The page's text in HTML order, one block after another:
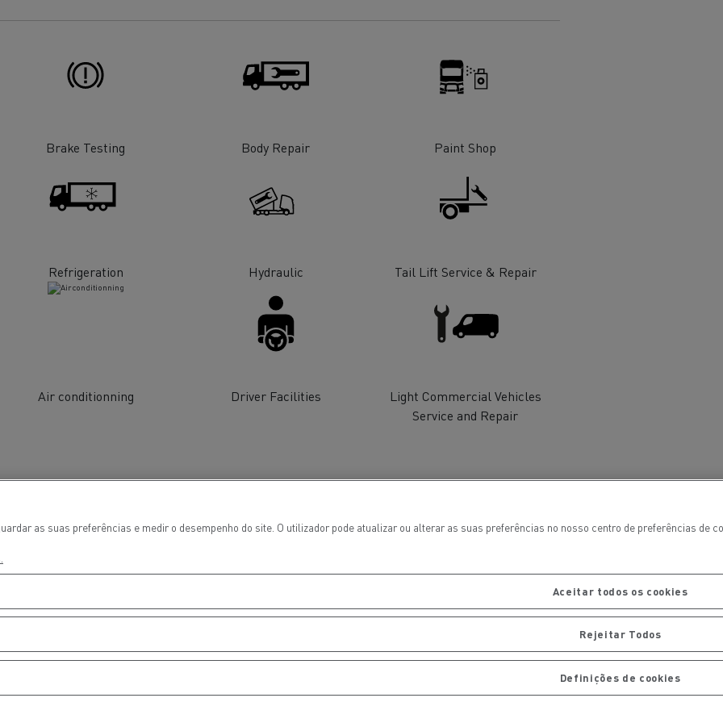
D Wide
T-Selection
Manutenção de pavimentos
a revolução do camião
Instalação e manutenção de infra-
estruturas de carregamento para
Brake Testing Body Repair Paint Shop
Refrigeration Hydraulic Tail Lift Service & Repair
Air conditionning Driver Facilities
Light Commercial Vehicles
Service and Repair
as suas preferências e medir o desempenho do site. O utilizador pode atualizar ou alterar as suas preferências no nosso centro de preferências de
Aceitar todos os cookies
Rejeitar Todos
Definições de cookies